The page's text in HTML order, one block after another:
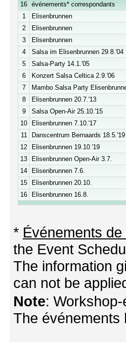
16 événements* correspondants
1
Elisenbrunnen
2
Elisenbrunnen
3
Elisenbrunnen
4
Salsa im Elisenbrunnen 29.8.'04
5
Salsa-Party 14.1.'05
6
Konzert Salsa Celtica 2.9.'06
7
Mambo Salsa Party
8
Elisenbrunnen 20.7.'13
9
Salsa Open-Air 25.10.'15
10
Elisenbrunnen 7.10.'17
11
Danscentrum Bernaards 18.5.'19
12
Elisenbrunnen 19.10.'19
13
Elisenbrunnen Open-Air 3.7.
14
Elisenbrunnen 7.6.
15
Elisenbrunnen 20.10.
16
Elisenbrunnen 16.8.
* Événements
the Event
The information
can not be
Note:
The événements